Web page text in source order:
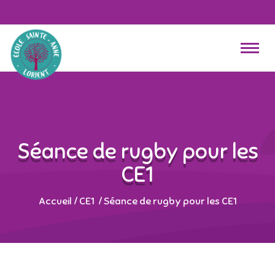
Séance de rugby pour les
CE1
Accueil / CE1 /Séance de rugby pour les CE1